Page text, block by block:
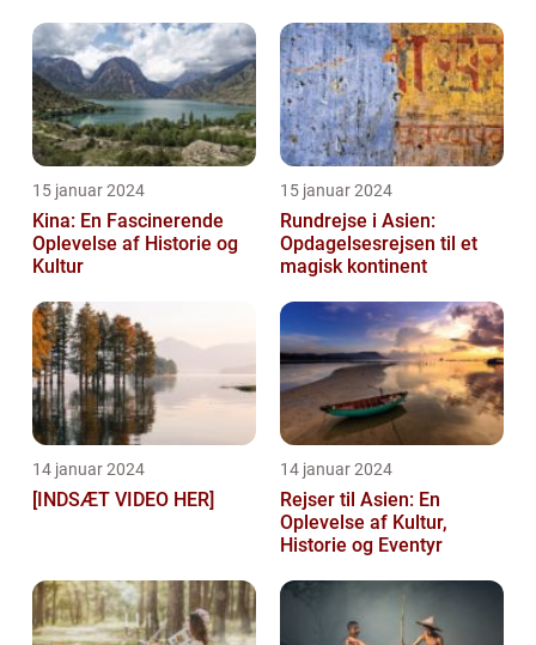
15 januar 2024
Kina: En Fascinerende
Oplevelse af Historie og
Kultur
15 januar 2024
Rundrejse i Asien:
Opdagelsesrejsen til et
magisk kontinent
14 januar 2024
[INDSÆT VIDEO HER]
14 januar 2024
Rejser til Asien: En
Oplevelse af Kultur,
Historie og Eventyr